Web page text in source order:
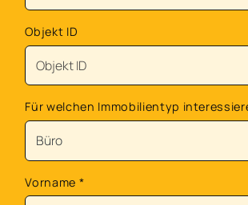
Objekt ID
Für welchen Immobilientyp
Vorname *